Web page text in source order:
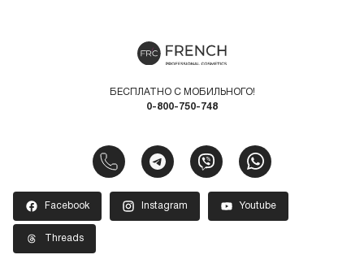
БЕСПЛАТНО С МОБИЛЬНОГО!
0-800-750-748
Facebook Instagram Youtube
Threads